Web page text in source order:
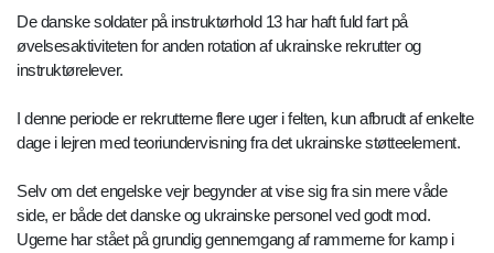
De danske soldater på instruktørhold 13 har haft fuld fart på
øvelsesaktiviteten for anden rotation af ukrainske rekrutter og
instruktørelever.
I denne periode er rekrutterne flere uger i felten, kun afbrudt af enkelte
dage i lejren med teoriundervisning fra det ukrainske støtteelement.
Selv om det engelske vejr begynder at vise sig fra sin mere våde
side, er både det danske og ukrainske personel ved godt mod.
Ugerne har stået på grundig gennemgang af rammerne for kamp i